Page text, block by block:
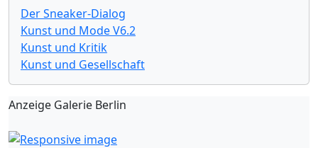
Der Sneaker-Dialog
Kunst und Mode V6.2
Kunst und Kritik
Kunst und Gesellschaft
Anzeige Galerie Berlin